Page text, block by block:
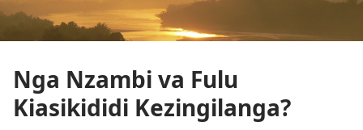
Nga Nzambi va Fulu
Kiasikididi Kezingilanga?